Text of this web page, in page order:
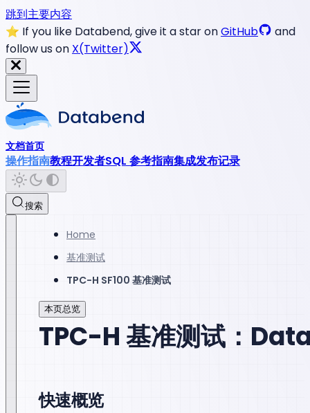
跳到主要内容
⭐️ If you like Databend, give it a star onGitHub
and
follow us on X(Twitter)
文档首页
操作指南教程开发者SQL 参考指南集成发布记录
搜索
Home
基准测试
TPC-H SF100 基准测试
本页总览
TPC-H 基准测试：
快速概览